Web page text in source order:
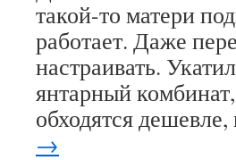
такой-то матери
работает. Даже
настраивать.
янтарный
обходятся
→